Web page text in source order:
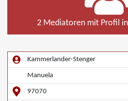
2 Mediatoren mit Profil
Kammerlander-Stenger
Manuela
97070